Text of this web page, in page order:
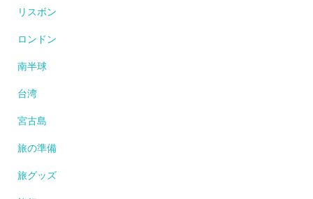
リスボン
ロンドン
南半球
台湾
宮古島
旅の準備
旅グッズ